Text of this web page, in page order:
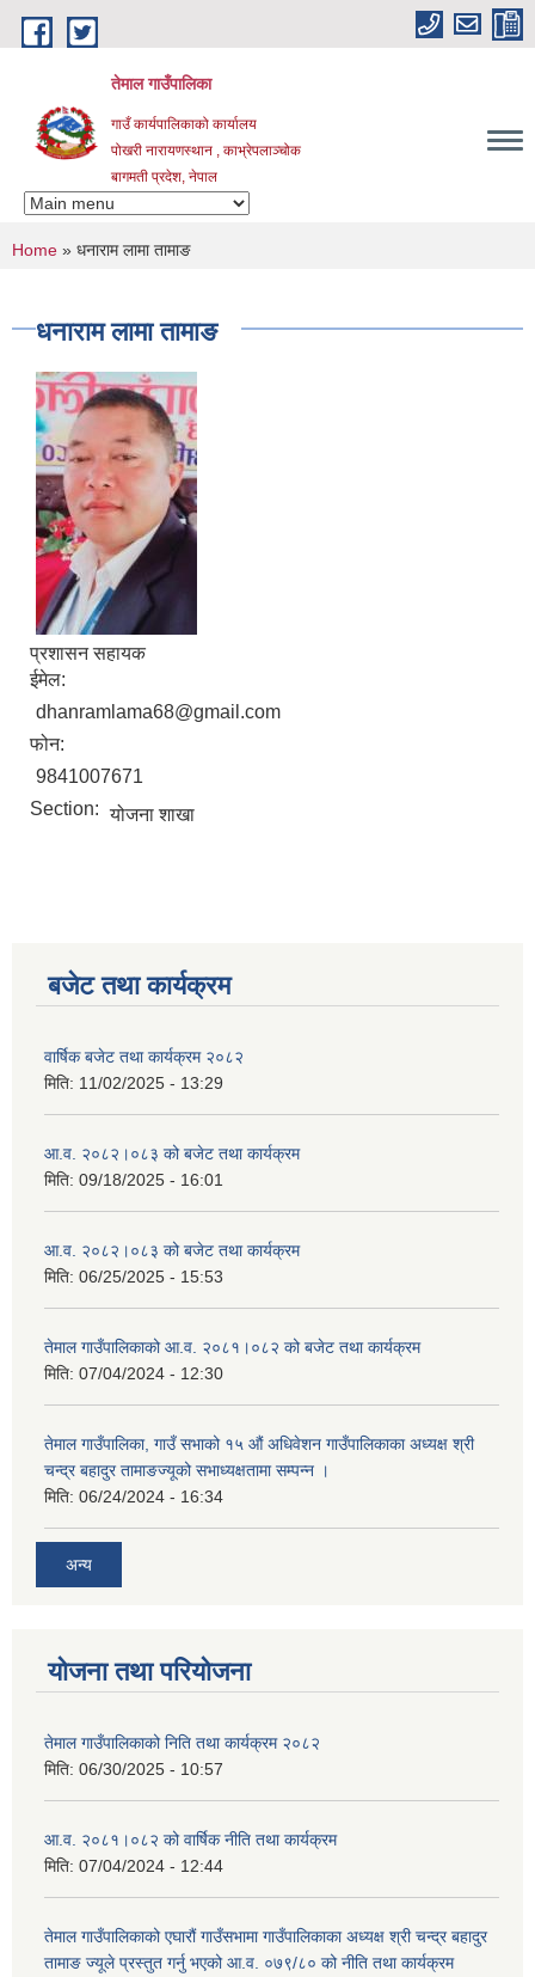
Skip to main content
तेमाल गाउँपालिका
गाउँ कार्यपालिकाको कार्यालय
पोखरी नारायणस्थान , काभ्रेपलाञ्चोक ‌‌‍‍‍‍‍‍
बागमती प्रदेश, नेपाल
You are here
Home » धनाराम लामा तामाङ
धनाराम लामा तामाङ
प्रशासन सहायक
ईमेल:
dhanramlama68@gmail.com
फोन:
9841007671
Section: योजना शाखा
बजेट तथा कार्यक्रम
वार्षिक बजेट तथा कार्यक्रम २०८२
मिति: 11/02/2025 - 13:29
आ.व. २०८२।०८३ को बजेट तथा कार्यक्रम
मिति: 09/18/2025 - 16:01
आ.व. २०८२।०८३ को बजेट तथा कार्यक्रम
मिति: 06/25/2025 - 15:53
तेमाल गाउँपालिकाको आ.व. २०८१।०८२ को बजेट तथा कार्यक्रम
मिति: 07/04/2024 - 12:30
तेमाल गाउँपालिका, गाउँ सभाको १५ औं अधिवेशन गाउँपालिकाका अध्यक्ष श्री
चन्द्र बहादुर तामाङज्यूको सभाध्यक्षतामा सम्पन्न ।
मिति: 06/24/2024 - 16:34
अन्य
योजना तथा परियोजना
तेमाल गाउँपालिकाको निति तथा कार्यक्रम २०८२
मिति: 06/30/2025 - 10:57
आ.व. २०८१।०८२ को वार्षिक नीति तथा कार्यक्रम
मिति: 07/04/2024 - 12:44
तेमाल गाउँपालिकाको एघारौं गाउँसभामा गाउँपालिकाका अध्यक्ष श्री चन्द्र बहादुर
तामाङ ज्यूले प्रस्तुत गर्नु भएको आ.व. ०७९/८० को नीति तथा कार्यक्रम